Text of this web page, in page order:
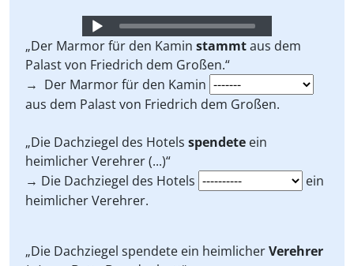
Audio
Player
„Der Marmor für den Kamin stammtaus dem
Palast von Friedrich dem Großen.“
→ Der Marmor für den Kamin
aus dem Palast von Friedrich dem Großen.
„Die Dachziegel des Hotels spendete ein
heimlicher Verehrer (...)“
→ Die Dachziegel des Hotels
ein
heimlicher Verehrer.
„Die Dachziegel spendete ein heimlicherVerehrer